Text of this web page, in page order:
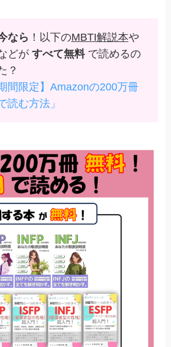
なら ！以下のMBTI解説本や
どが すべて無料で読めるの
？
間限定】Amazonの200万冊
読む方法」